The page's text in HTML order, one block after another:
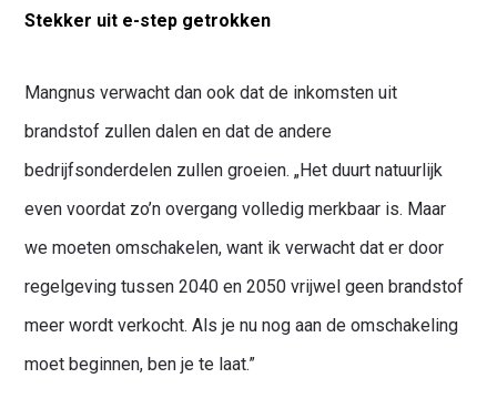
Stekker uit e-step getrokken
Mangnus verwacht dan ook dat de inkomsten uit
brandstof zullen dalen en dat de andere
bedrijfsonderdelen zullen groeien. „Het duurt natuurlijk
even voordat zo’n overgang volledig merkbaar is. Maar
we moeten omschakelen, want ik verwacht dat er door
regelgeving tussen 2040 en 2050 vrijwel geen brandstof
meer wordt verkocht. Als je nu nog aan de omschakeling
moet beginnen, ben je te laat.”